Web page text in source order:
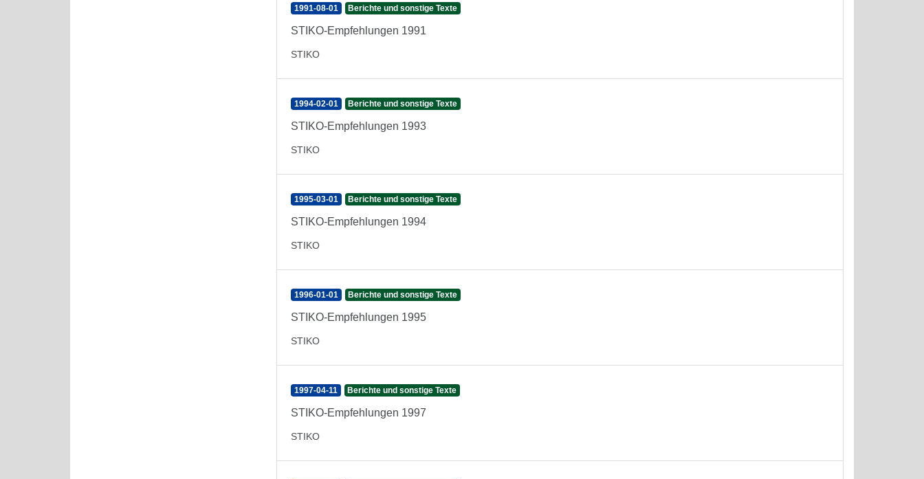
1991-08-01 Berichte und sonstige Texte
STIKO-Empfehlungen 1991
STIKO
1994-02-01 Berichte und sonstige Texte
STIKO-Empfehlungen 1993
STIKO
1995-03-01 Berichte und sonstige Texte
STIKO-Empfehlungen 1994
STIKO
1996-01-01 Berichte und sonstige Texte
STIKO-Empfehlungen 1995
STIKO
1997-04-11 Berichte und sonstige Texte
STIKO-Empfehlungen 1997
STIKO